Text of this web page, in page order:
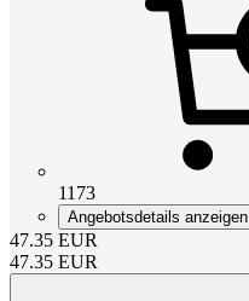
1173
Angebotsdetails anzeigen
47.35 EUR
47.35 EUR